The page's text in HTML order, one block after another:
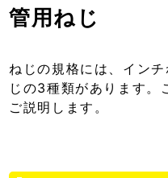
管用ねじ
ねじの規格には、イン
じの3種類があります。
ご説明します。